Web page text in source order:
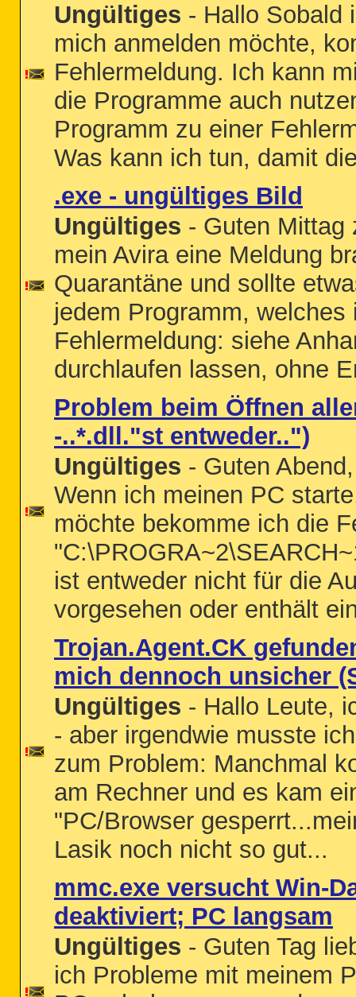
Ungültiges - Hallo Sobald
mich anmelden möchte,
Fehlermeldung. Ich kann
die Programme auch
Programm zu einer
Was kann ich tun, damit
.exe - ungültiges Bild
Ungültiges - Guten Mittag
mein Avira eine Meldung
Quarantäne und sollte
jedem Programm,
Fehlermeldung: siehe
durchlaufen lassen, ohne
Problem beim Öffnen
-..*.dll."st entweder..")
Ungültiges - Guten
Wenn ich meinen PC
möchte bekomme ich die
ist entweder nicht für die
vorgesehen oder enthält
Trojan.Agent.CK
mich dennoch unsicher
Ungültiges - Hallo Leute,
- aber irgendwie musste
zum Problem: Manchmal
am Rechner und es kam
"PC/Browser
Lasik noch nicht so gut...
mmc.exe versucht Win-
deaktiviert; PC langsam
Ungültiges - Guten Tag
ich Probleme mit meinem